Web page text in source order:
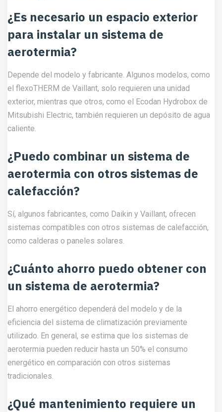
¿Es necesario un espacio exterior
para instalar un sistema de
aerotermia?
Depende del modelo y fabricante. Algunos modelos, como
el flexoTHERM de Vaillant, solo requieren una unidad
exterior, mientras que otros, como el Ecodan Hydrobox de
Mitsubishi Electric, también requieren un depósito de agua
caliente.
¿Puedo combinar un sistema de
aerotermia con otros sistemas de
calefacción?
Sí, algunos fabricantes, como Daikin y Vaillant, ofrecen
sistemas compatibles con otros sistemas de calefacción,
como calderas o paneles solares.
¿Cuánto ahorro puedo obtener con
un sistema de aerotermia?
El ahorro energético dependerá del modelo y de la
eficiencia del sistema de climatización previamente
utilizado. En general, se estima que los sistemas de
aerotermia pueden reducir hasta un 50% el consumo
energético en comparación con otros sistemas
tradicionales.
¿Qué mantenimiento requiere un